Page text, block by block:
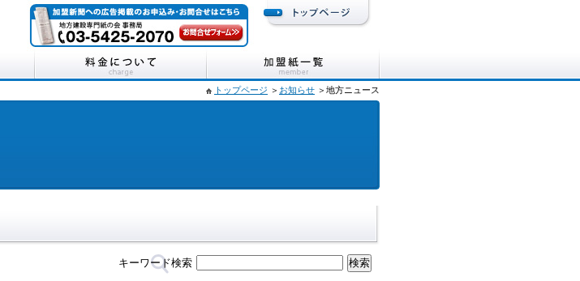
トップページ ＞ お知らせ ＞地方ニュース
キーワード検索